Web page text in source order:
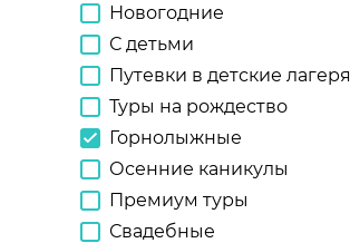
Новогодние
С детьми
Путевки в детские лагеря
Туры на рождество
Горнолыжные
Осенние каникулы
Премиум туры
Свадебные